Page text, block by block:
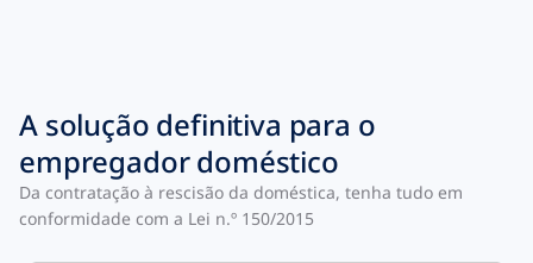
A solução definitiva para o
empregador doméstico
Da contratação à rescisão da doméstica, tenha tudo em
conformidade com a Lei n.º 150/2015